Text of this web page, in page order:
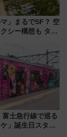
マ」まるでSF？ 空
シー構想も タイ
富士急行線で巡る
ケ」誕生日スタン